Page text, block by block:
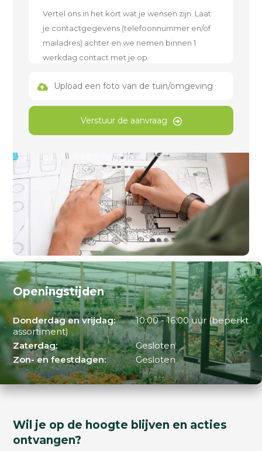
Upload een foto van de tuin/omgeving
Verstuur de aanvraag
Openingstijden
Donderdag en vrijdag:
10:00 - 16:00 uur (beperkt
assortiment)
Zaterdag:
Gesloten
Zon- en feestdagen:
Gesloten
Wil je op de hoogte blijven en acties
ontvangen?